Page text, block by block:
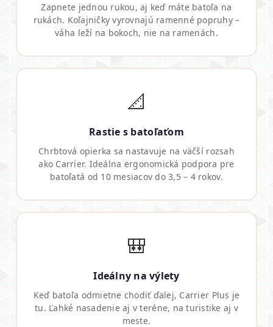
Zapnete jednou rukou, aj keď máte batoľa na
rukách. Koľajničky vyrovnajú ramenné popruhy –
váha leží na bokoch, nie na ramenách.
📐
Rastie s batoľaťom
Chrbtová opierka sa nastavuje na väčší rozsah
ako Carrier. Ideálna ergonomická podpora pre
batoľatá od 10 mesiacov do 3,5 – 4 rokov.
🎒
Ideálny na výlety
Keď batoľa odmietne chodiť ďalej, Carrier Plus je
tu. Ľahké nasadenie aj v teréne, na turistike aj v
meste.